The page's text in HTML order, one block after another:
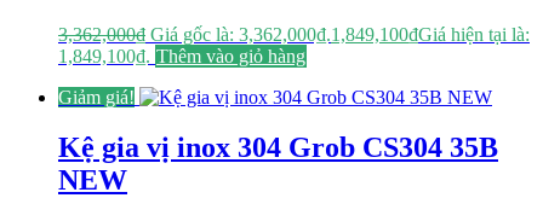
3,362,000₫ Giá gốc là: 3,362,000₫.1,849,100₫Giá hiện tại là:
1,849,100₫. Thêm vào giỏ hàng
Giảm giá!
Kệ gia vị inox 304 Grob CS304 35B
NEW